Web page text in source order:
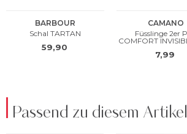
Passend zu diesem Artikel